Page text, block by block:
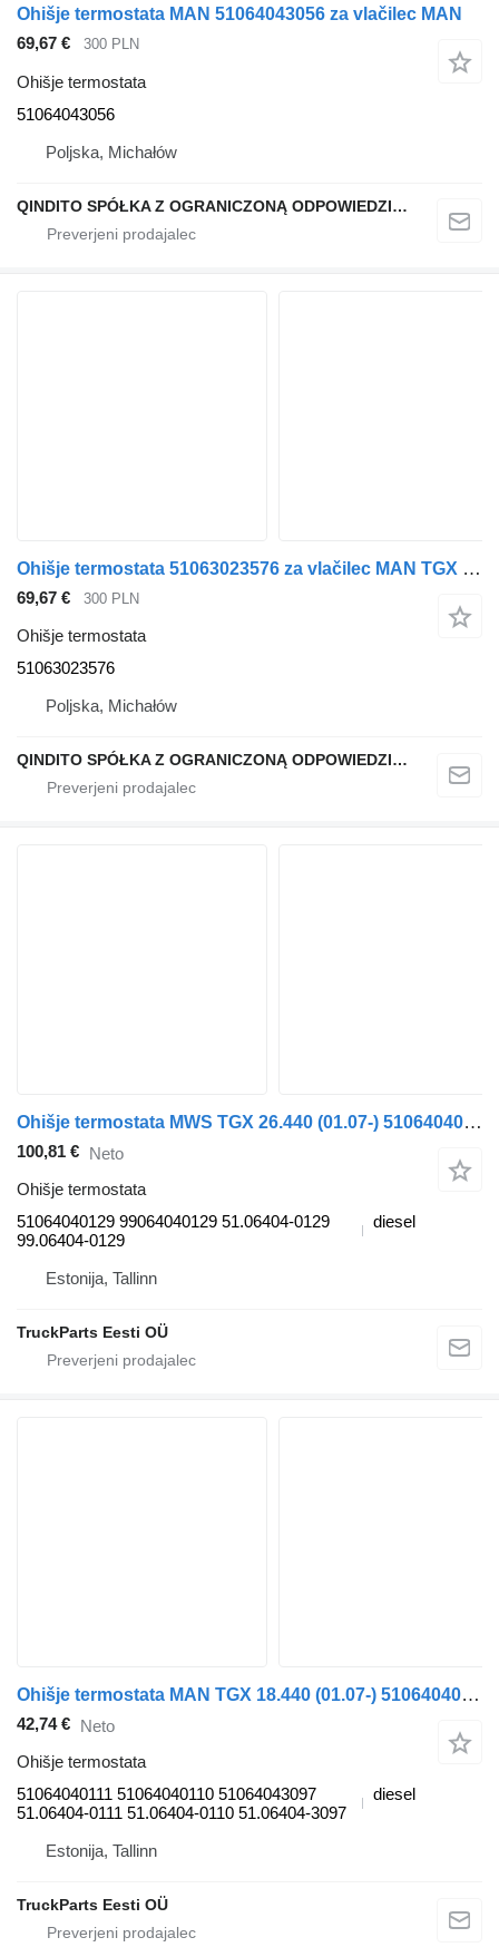
Ohišje termostata MAN 51064043056 za vlačilec MAN
69,67 €
300 PLN
Ohišje termostata
51064043056
Poljska, Michałów
QINDITO SPÓŁKA Z OGRANICZONĄ ODPOWIEDZIALNOŚCIĄ
Ohišje termostata 51063023576 za vlačilec MAN TGX TGS Euro 6
69,67 € 300 PLN
Ohišje termostata
51063023576
Poljska, Michałów
QINDITO SPÓŁKA Z OGRANICZONĄ ODPOWIEDZIALNOŚCIĄ
Ohišje termostata MWS TGX 26.440 (01.07-) 51064040129 za vlačilec MAN TGL, TGM, TGS, TGX (2005-2021)
100,81 € Neto
Ohišje termostata
51064040129 99064040129 51.06404-0129
99.06404-0129
diesel
Estonija, Tallinn
TruckParts Eesti OÜ
Ohišje termostata MAN TGX 18.440 (01.07-) 51064040111 za vlačilec MAN TGL, TGM, TGS, TGX (2005-2021)
42,74 € Neto
Ohišje termostata
51064040111 51064040110 51064043097
51.06404-0111 51.06404-0110 51.06404-3097
diesel
Estonija, Tallinn
TruckParts Eesti OÜ